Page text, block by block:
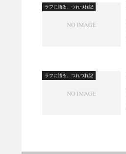
ラフに語る、つれづれ記
ラフに語る、つれづれ記